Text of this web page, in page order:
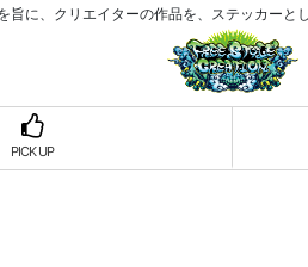
旨に、クリエイターの作品を、ステッカー
PICK UP